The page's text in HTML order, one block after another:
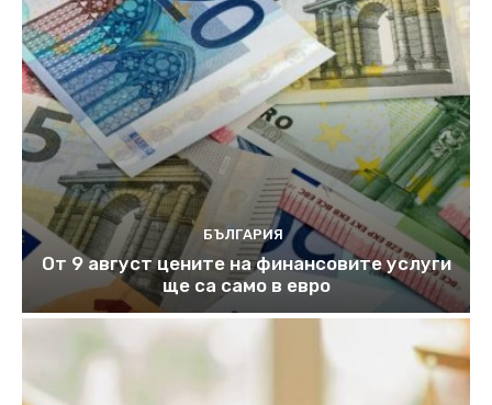
БЪЛГАРИЯ
От 9 август цените на финансовите услуги
ще са само в евро